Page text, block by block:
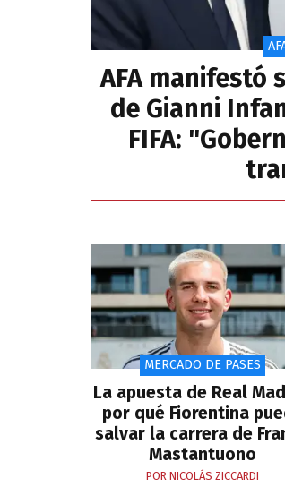
AFA manifestó
de Gianni
FIFA:
MERCADO DE PASES
La apuesta de Real
por qué Fiorentina
salvar la carrera de
Mastantuono
POR NICOLÁS ZICCARDI